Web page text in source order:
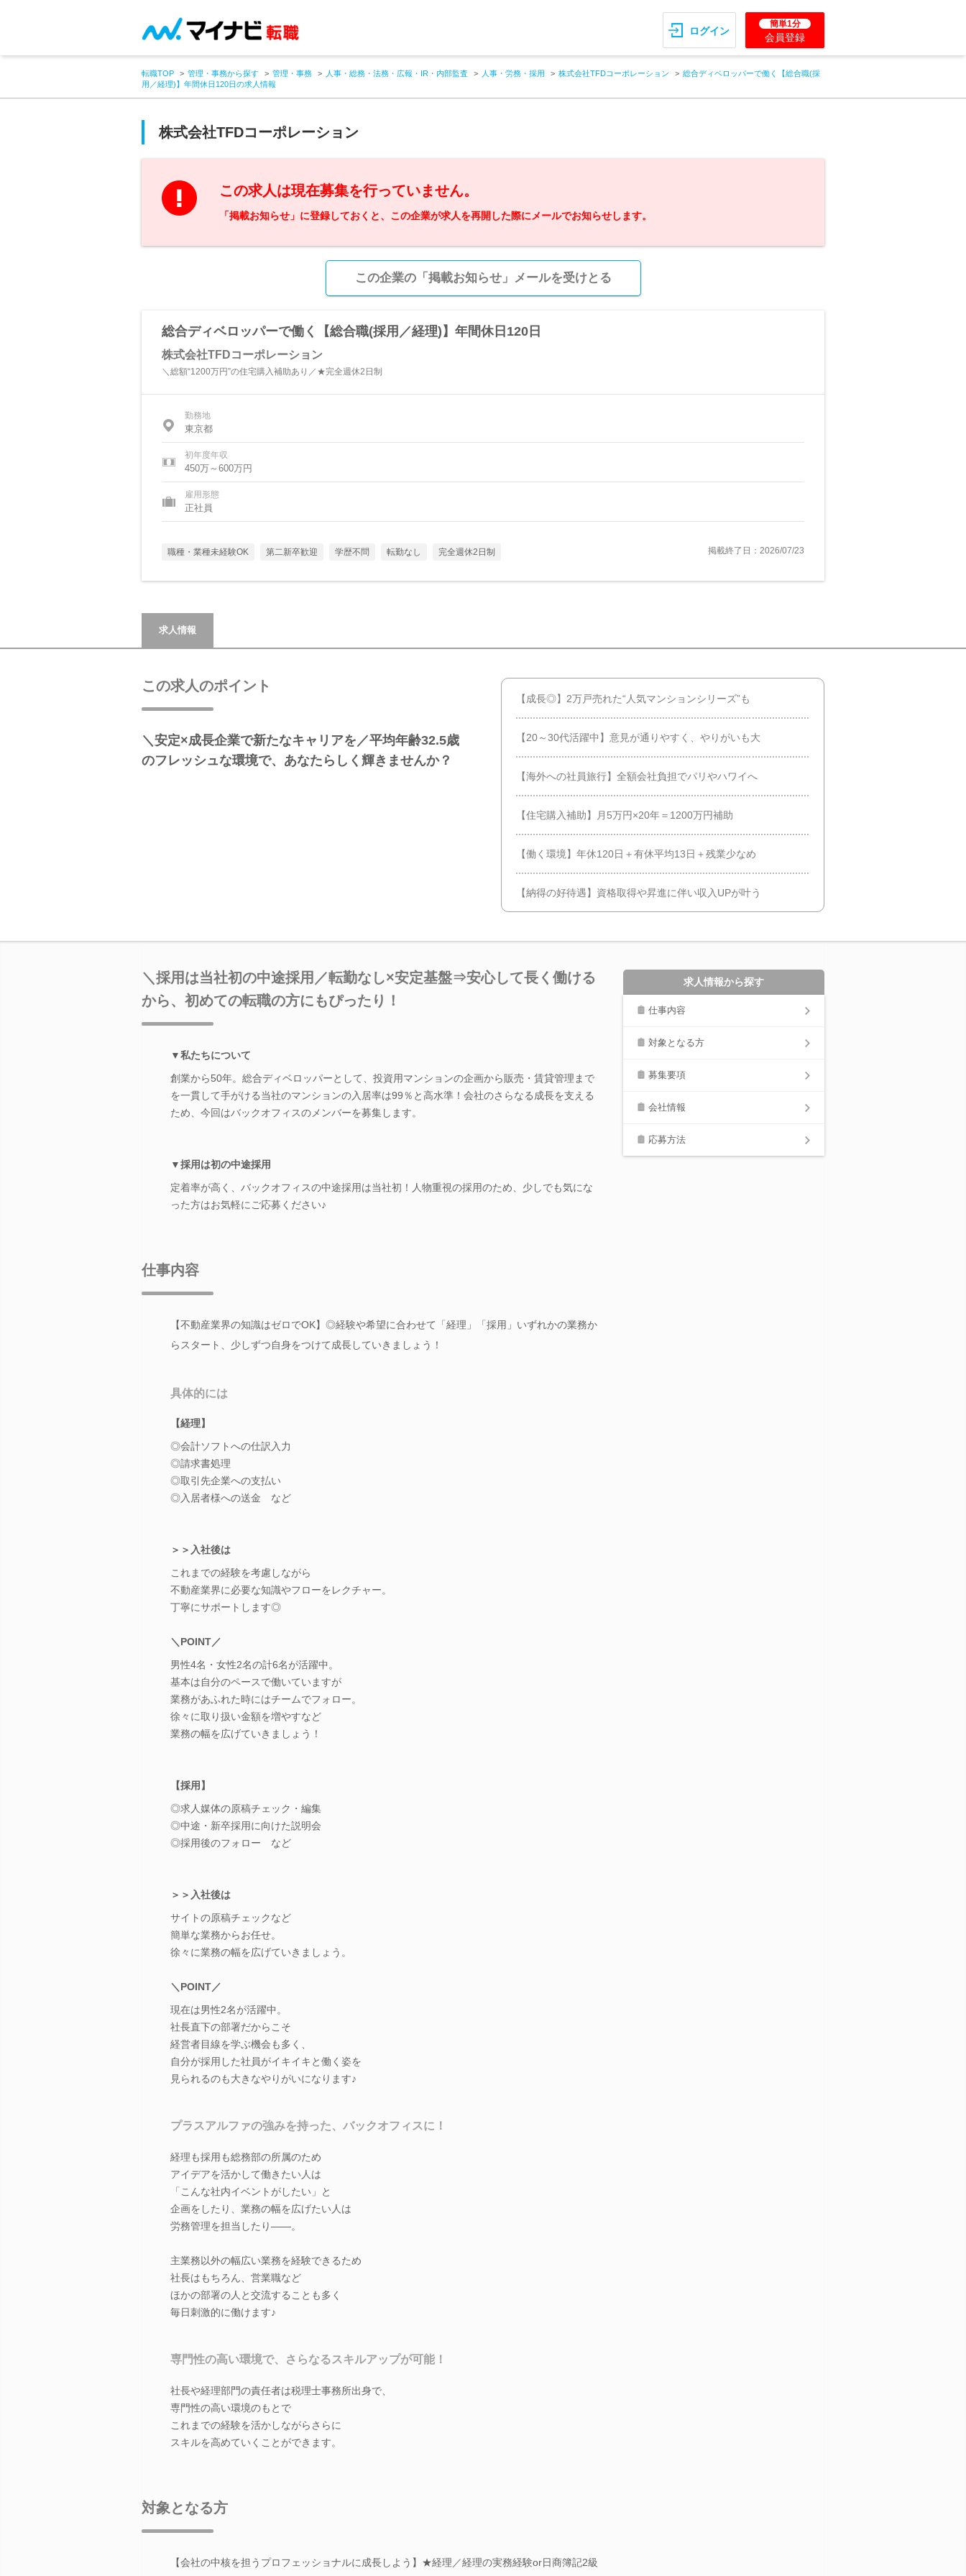
ログイン
簡単1分
会員登録
転職TOP 管理・事務から探す 管理・事務 人事・総務・法務・広報・IR・内部監査 人事・労務・採用 株式会社TFDコーポレーション
総合ディベロッパーで働く【総合職(採
用／経理)】年間休日120日の求人情報
株式会社TFDコーポレーション
この求人は現在募集を行っていません。
「掲載お知らせ」に登録しておくと、この企業が求人を再開した際にメールでお知らせします。
この企業の「掲載お知らせ」メールを受けとる
総合ディベロッパーで働く【総合職(採用／経理)】年間休日120日
株式会社TFDコーポレーション
＼総額“1200万円”の住宅購入補助あり／★完全週休2日制
勤務地
東京都
初年度年収
450万～600万円
雇用形態
正社員
職種・業種未経験OK 第二新卒歓迎 学歴不問 転勤なし 完全週休2日制 掲載終了日：2026/07/23
求人情報
この求人のポイント
＼安定×成長企業で新たなキャリアを／平均年齢32.5歳
のフレッシュな環境で、あなたらしく輝きませんか？
【成長◎】2万戸売れた“人気マンションシリーズ”も
【20～30代活躍中】意見が通りやすく、やりがいも大
【海外への社員旅行】全額会社負担でパリやハワイへ
【住宅購入補助】月5万円×20年＝1200万円補助
【働く環境】年休120日＋有休平均13日＋残業少なめ
【納得の好待遇】資格取得や昇進に伴い収入UPが叶う
＼採用は当社初の中途採用／転勤なし×安定基盤⇒安心して長く働ける
から、初めての転職の方にもぴったり！
▼私たちについて
創業から50年。総合ディベロッパーとして、投資用マンションの企画から販売・賃貸管理まで
を一貫して手がける当社のマンションの入居率は99％と高水準！会社のさらなる成長を支える
ため、今回はバックオフィスのメンバーを募集します。
▼採用は初の中途採用
定着率が高く、バックオフィスの中途採用は当社初！人物重視の採用のため、少しでも気にな
った方はお気軽にご応募ください♪
仕事内容
【不動産業界の知識はゼロでOK】◎経験や希望に合わせて「経理」「採用」いずれかの業務か
らスタート、少しずつ自身をつけて成長していきましょう！
具体的には
【経理】
◎会計ソフトへの仕訳入力
◎請求書処理
◎取引先企業への支払い
◎入居者様への送金 など
＞＞入社後は
これまでの経験を考慮しながら
不動産業界に必要な知識やフローをレクチャー。
丁寧にサポートします◎
＼POINT／
男性4名・女性2名の計6名が活躍中。
基本は自分のペースで働いていますが
業務があふれた時にはチームでフォロー。
徐々に取り扱い金額を増やすなど
業務の幅を広げていきましょう！
【採用】
◎求人媒体の原稿チェック・編集
◎中途・新卒採用に向けた説明会
◎採用後のフォロー など
＞＞入社後は
サイトの原稿チェックなど
簡単な業務からお任せ。
徐々に業務の幅を広げていきましょう。
＼POINT／
現在は男性2名が活躍中。
社長直下の部署だからこそ
経営者目線を学ぶ機会も多く、
自分が採用した社員がイキイキと働く姿を
見られるのも大きなやりがいになります♪
プラスアルファの強みを持った、バックオフィスに！
経理も採用も総務部の所属のため
アイデアを活かして働きたい人は
「こんな社内イベントがしたい」と
企画をしたり、業務の幅を広げたい人は
労務管理を担当したり――。
主業務以外の幅広い業務を経験できるため
社長はもちろん、営業職など
ほかの部署の人と交流することも多く
毎日刺激的に働けます♪
専門性の高い環境で、さらなるスキルアップが可能！
社長や経理部門の責任者は税理士事務所出身で、
専門性の高い環境のもとで
これまでの経験を活かしながらさらに
スキルを高めていくことができます。
対象となる方
【会社の中核を担うプロフェッショナルに成長しよう】★経理／経理の実務経験or日商簿記2級
求人情報から探す
仕事内容
対象となる方
募集要項
会社情報
応募方法